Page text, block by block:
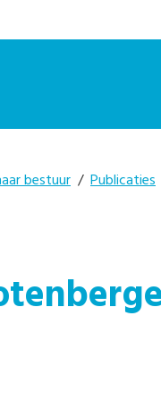
bestuur / Publicaties